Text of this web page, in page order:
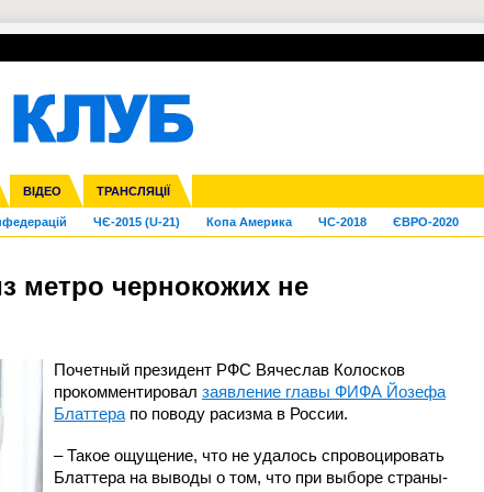
ВІДЕО ТРАНСЛЯЦІЇ
ліга Кубок України Молодіжка
Ліга націй Ліга конференцій
Франція Інші
ЧЄ-2015 (U-21) Копа Америка ЧС-2018 ЄВРО-2020
УПЛ-ПЕРЕХОДИ
метро чернокожих не
Почетный президент РФС Вячеслав Колосков
прокомментировал заявление главы ФИФА Йозефа
Блаттера по поводу расизма в России.
– Такое ощущение, что не удалось спровоцировать
Блаттера на выводы о том, что при выборе страны-